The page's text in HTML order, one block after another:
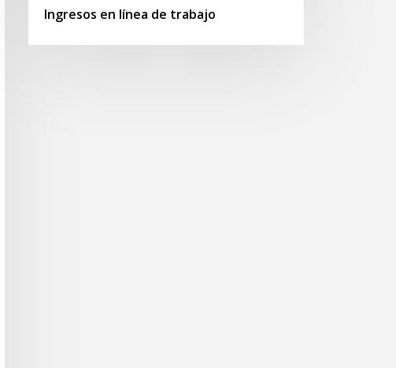
Ingresos en línea de trabajo